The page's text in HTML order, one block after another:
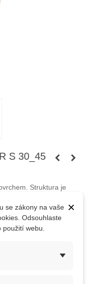
S 30_45
Struktura je
doplňkem a oživením
×
se zákony na vaše
Odsouhlaste
webu.